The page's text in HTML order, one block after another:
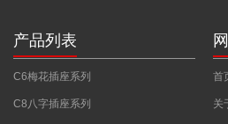
产品列表
C6梅花插座系列
C8八字插座系列
首
关